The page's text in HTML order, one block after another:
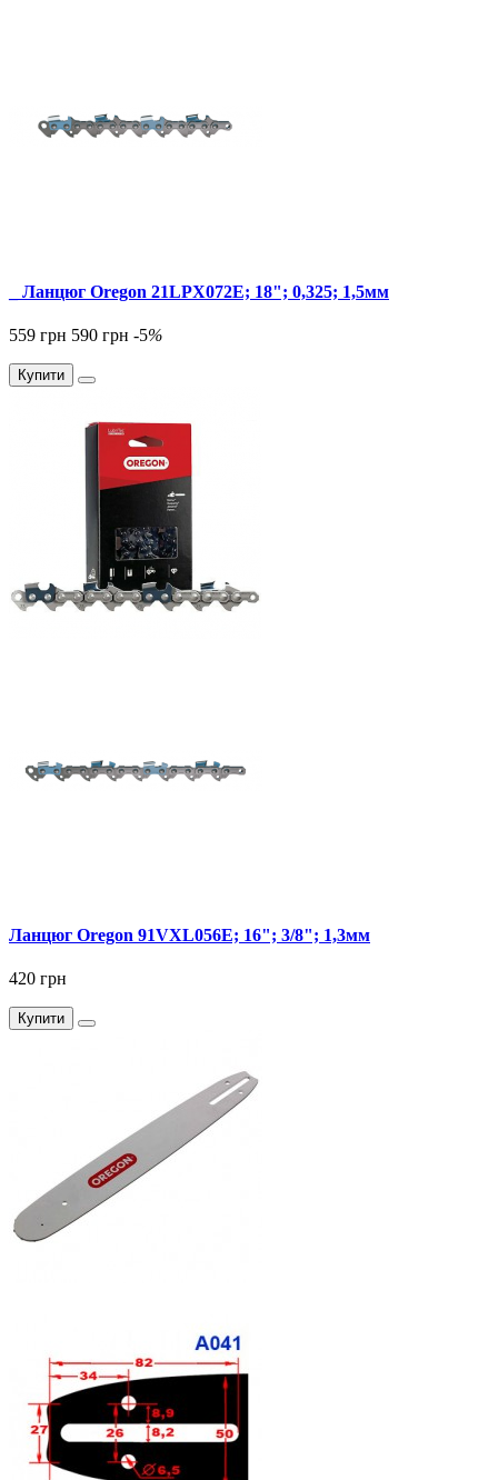
_ Ланцюг Oregon 21LPX072E; 18"; 0,325; 1,5мм
559 грн 590 грн -5%
Купити
Ланцюг Oregon 91VXL056E; 16"; 3/8"; 1,3мм
420 грн
Купити